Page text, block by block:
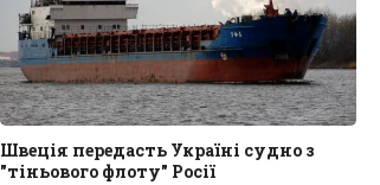
Швеція передасть Україні судно з
"тіньового флоту" Росії